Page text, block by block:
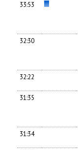
33:53
32:30
32:22
31:35
31:34